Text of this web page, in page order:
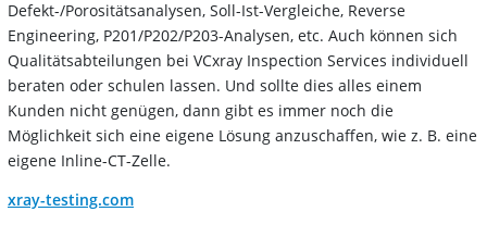
Defekt-/Porositätsanalysen, Soll-Ist-Vergleiche, Reverse
Engineering, P201/P202/P203-Analysen, etc. Auch können sich
Qualitätsabteilungen bei VCxray Inspection Services individuell
beraten oder schulen lassen. Und sollte dies alles einem
Kunden nicht genügen, dann gibt es immer noch die
Möglichkeit sich eine eigene Lösung anzuschaffen, wie z. B. eine
eigene Inline-CT-Zelle.
xray-testing.com